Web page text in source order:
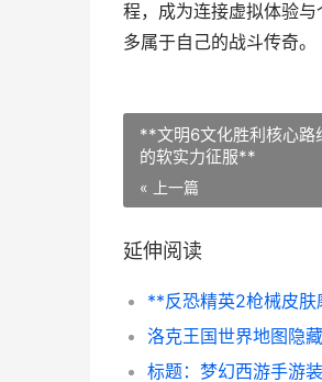
程，成为连接虚拟体验
多属于自己的战斗传奇。
**文明6文化胜利核心路
的软实力征服**
« 上一篇
延伸阅读